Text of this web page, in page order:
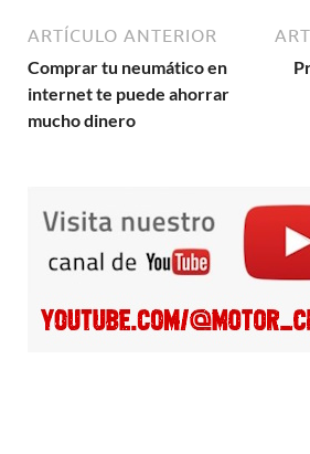
ARTÍCULO ANTERIOR
Comprar tu neumático en
internet te puede ahorrar
mucho dinero